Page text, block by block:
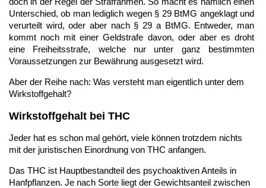
Unterschied, ob man lediglich wegen § 29 BtMG angeklagt und
verurteilt wird, oder aber nach § 29 a BtMG. Entweder, man
kommt noch mit einer Geldstrafe davon, oder aber es droht
eine Freiheitsstrafe, welche nur unter ganz bestimmten
Voraussetzungen zur Bewährung ausgesetzt wird.
Aber der Reihe nach: Was versteht man eigentlich unter dem
Wirkstoffgehalt?
Wirkstoffgehalt bei THC
Jeder hat es schon mal gehört, viele können trotzdem nichts
mit der juristischen Einordnung von THC anfangen.
Das THC ist Hauptbestandteil des psychoaktiven Anteils in
Hanfpflanzen. Je nach Sorte liegt der Gewichtsanteil zwischen